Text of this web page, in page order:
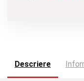
Descriere